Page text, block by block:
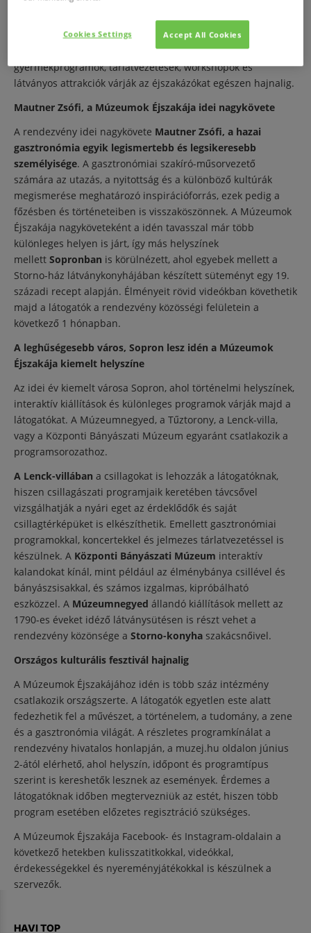
kiállítóterek a Múzeumok Éjszakájára; a nyár legrövidebb
éjszakáján idén is számos különleges és megismételhetetlen
élmény vár majd a látogatókra. Koncertek,
gasztroesemények, interaktív élmények, családi- és
gyermekprogramok, tárlatvezetések, workshopok és
látványos attrakciók várják az éjszakázókat egészen hajnalig.
Mautner Zsófi, a Múzeumok Éjszakája idei nagykövete
A rendezvény idei nagykövete Mautner Zsófi, a hazai
gasztronómia egyik legismertebb és legsikeresebb
személyisége. A gasztronómiai szakíró-műsorvezető
számára az utazás, a nyitottság és a különböző kultúrák
megismerése meghatározó inspirációforrás, ezek pedig a
főzésben és történeteiben is visszaköszönnek. A Múzeumok
Éjszakája nagyköveteként a idén tavasszal már több
különleges helyen is járt, így más helyszínek
mellett Sopronban is körülnézett, ahol egyebek mellett a
Storno-ház látványkonyhájában készített süteményt egy 19.
századi recept alapján. Élményeit rövid videókban követhetik
majd a látogatók a rendezvény közösségi felületein a
következő 1 hónapban.
A leghűségesebb város, Sopron lesz idén a Múzeumok
Éjszakája kiemelt helyszíne
Az idei év kiemelt városa Sopron, ahol történelmi helyszínek,
interaktív kiállítások és különleges programok várják majd a
látogatókat. A Múzeumnegyed, a Tűztorony, a Lenck-villa,
vagy a Központi Bányászati Múzeum egyaránt csatlakozik a
programsorozathoz.
A Lenck-villában a csillagokat is lehozzák a látogatóknak,
hiszen csillagászati programjaik keretében távcsővel
vizsgálhatják a nyári eget az érdeklődők és saját
csillagtérképüket is elkészíthetik. Emellett gasztronómiai
programokkal, koncertekkel és jelmezes tárlatvezetéssel is
készülnek. A Központi Bányászati Múzeum interaktív
kalandokat kínál, mint például az élménybánya csillével és
bányászsisakkal, és számos izgalmas, kipróbálható
eszközzel. A Múzeumnegyed állandó kiállítások mellett az
1790-es éveket idéző látványsütésen is részt vehet a
rendezvény közönsége a Storno-konyha szakácsnőivel.
Országos kulturális fesztivál hajnalig
A Múzeumok Éjszakájához idén is több száz intézmény
csatlakozik országszerte. A látogatók egyetlen este alatt
fedezhetik fel a művészet, a történelem, a tudomány, a zene
és a gasztronómia világát. A részletes programkínálat a
rendezvény hivatalos honlapján, a muzej.hu oldalon június
2-ától elérhető, ahol helyszín, időpont és programtípus
szerint is kereshetők lesznek az események. Érdemes a
látogatóknak időben megtervezniük az estét, hiszen több
program esetében előzetes regisztráció szükséges.
A Múzeumok Éjszakája Facebook- és Instagram-oldalain a
következő hetekben kulisszatitkokkal, videókkal,
érdekességekkel és nyereményjátékokkal is készülnek a
szervezők.
HAVI TOP
Accept All Cookies
Cookies Settings